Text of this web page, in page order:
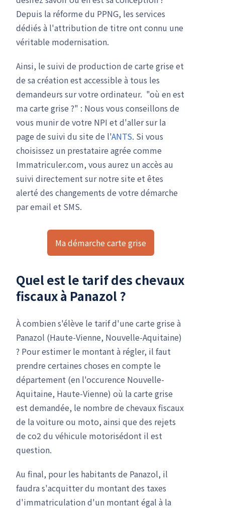
Depuis la réforme du PPNG, les services
dédiés à l'attribution de titre ont connu une
véritable modernisation.
Ainsi, le suivi de production de carte grise et
de sa création est accessible à tous les
demandeurs sur votre ordinateur. "où en est
ma carte grise ?" : Nous vous conseillons de
vous munir de votre NPI et d'aller sur la
page de suivi du site de l'ANTS. Si vous
choisissez un prestataire agrée comme
Immatriculer.com, vous aurez un accès au
suivi directement sur notre site et êtes
alerté des changements de votre démarche
par email et SMS.
Ma démarche carte grise
Quel est le tarif des chevaux
fiscaux à Panazol ?
À combien s'élève le tarif d'une carte grise à
Panazol (Haute-Vienne, Nouvelle-Aquitaine)
? Pour estimer le montant à régler, il faut
prendre certaines choses en compte le
département (en l'occurence Nouvelle-
Aquitaine, Haute-Vienne) où la carte grise
est demandée, le nombre de chevaux fiscaux
de la voiture ou moto, ainsi que des rejets
de co2 du véhicule motorisédont il est
question.
Au final, pour les habitants de Panazol, il
faudra s'acquitter du montant des taxes
d'immatriculation d'un montant égal à la